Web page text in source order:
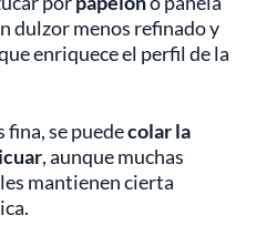
dulzor menos refinado y
enriquece el perfil de la
fina, se puedecolar la
, aunque muchas
mantienen cierta